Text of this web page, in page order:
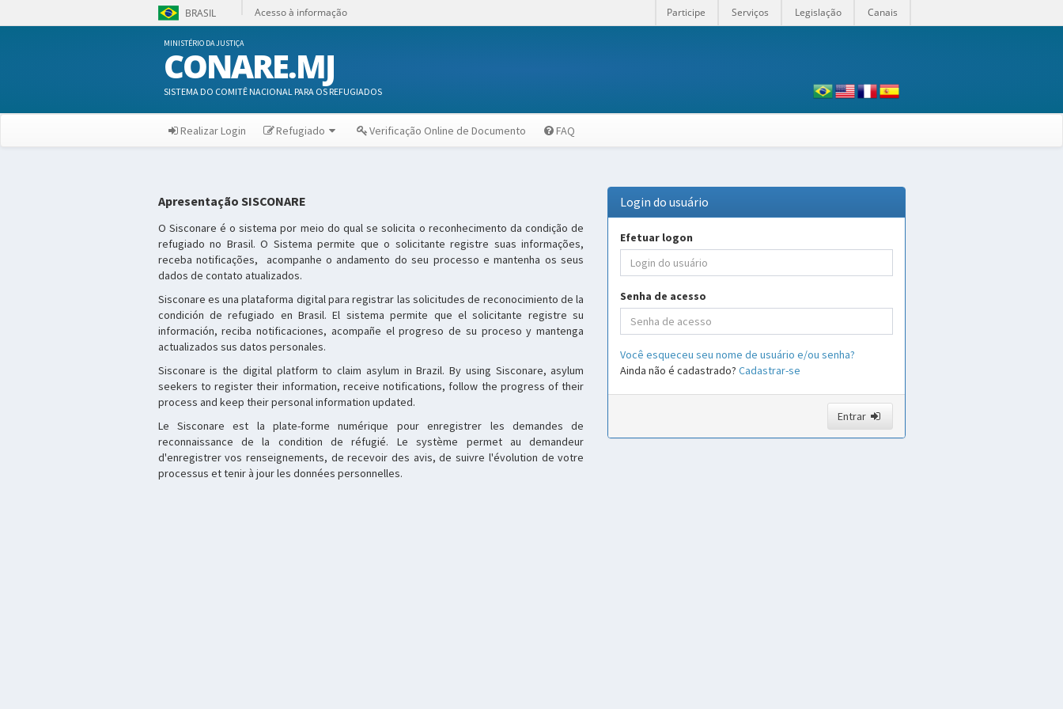
BRASIL Acesso à informação Participe Serviços Legislação Canais
MINISTÉRIO DA JUSTIÇA
CONARE.MJ
SISTEMA DO COMITÊ NACIONAL PARA OS REFUGIADOS
Realizar Login Refugiado Verificação Online de Documento FAQ
Apresentação SISCONARE
O Sisconare é o sistema por meio do qual se solicita o reconhecimento da condição de
refugiado no Brasil. O Sistema permite que o solicitante registre suas informações,
receba notificações, acompanhe o andamento do seu processo e mantenha os seus
dados de contato atualizados.
Sisconare es una plataforma digital para registrar las solicitudes de reconocimiento de la
condición de refugiado en Brasil. El sistema permite que el solicitante registre su
información, reciba notificaciones, acompañe el progreso de su proceso y mantenga
actualizados sus datos personales.
Sisconare is the digital platform to claim asylum in Brazil. By using Sisconare, asylum
seekers to register their information, receive notifications, follow the progress of their
process and keep their personal information updated.
Le Sisconare est la plate-forme numérique pour enregistrer les demandes de
reconnaissance de la condition de réfugié. Le système permet au demandeur
d'enregistrer vos renseignements, de recevoir des avis, de suivre l'évolution de votre
processus et tenir à jour les données personnelles.
Login do usuário
Efetuar logon
Senha de acesso
Você esqueceu seu nome de usuário e/ou senha?
Ainda não é cadastrado?Cadastrar-se
Entrar